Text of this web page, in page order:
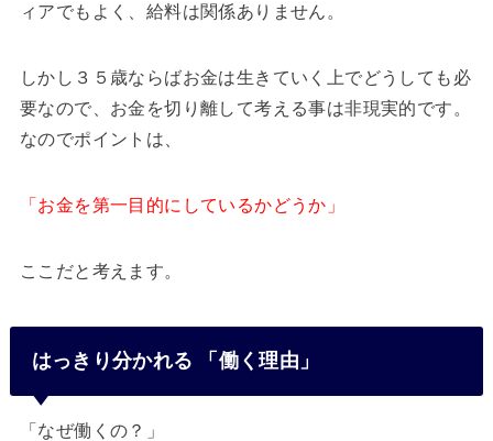
ィアでもよく、給料は関係ありません。
しかし３５歳ならばお金は生きていく上でどうしても必
要なので、お金を切り離して考える事は非現実的です。
なのでポイントは、
「お金を第一目的にしているかどうか」
ここだと考えます。
はっきり分かれる 「働く理由」
「なぜ働くの？」